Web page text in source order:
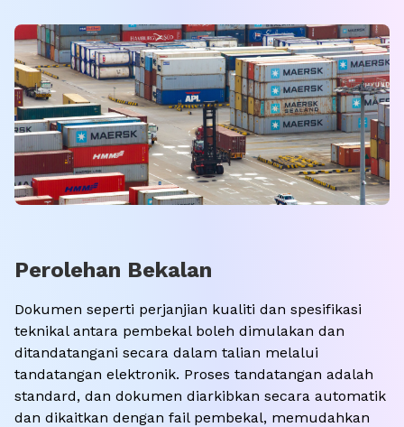
Perolehan Bekalan
Dokumen seperti perjanjian kualiti dan spesifikasi
teknikal antara pembekal boleh dimulakan dan
ditandatangani secara dalam talian melalui
tandatangan elektronik. Proses tandatangan adalah
standard, dan dokumen diarkibkan secara automatik
dan dikaitkan dengan fail pembekal, memudahkan